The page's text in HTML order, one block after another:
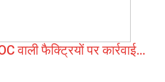
वाली फैक्ट्रियों पर कार्रवाई…